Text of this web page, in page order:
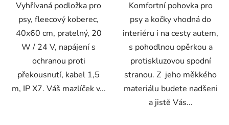
Vyhřívaná podložka pro
psy, fleecový koberec,
40x60 cm, pratelný, 20
W / 24 V, napájení s
ochranou proti
překousnutí, kabel 1,5
m, IP X7. Váš mazlíček v...
Komfortní pohovka pro
psy a kočky vhodná do
interiéru i na cesty autem,
s pohodlnou opěrkou a
protiskluzovou spodní
stranou. Z jeho měkkého
materiálu budete nadšeni
a jistě Vás...